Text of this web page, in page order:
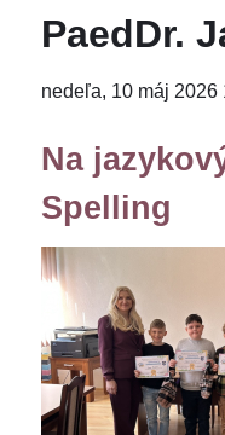
PaedDr.
nedeľa, 10 máj 2026
Na
Spelling